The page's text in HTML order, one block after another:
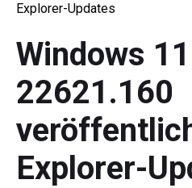
Explorer-Updates
Windows
22621.160
Explorer-